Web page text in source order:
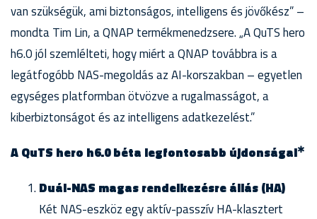
van szükségük, ami biztonságos, intelligens és jövőkész” –
mondta Tim Lin, a QNAP termékmenedzsere. „A QuTS hero
h6.0 jól szemlélteti, hogy miért a QNAP továbbra is a
legátfogóbb NAS-megoldás az AI-korszakban – egyetlen
egységes platformban ötvözve a rugalmasságot, a
kiberbiztonságot és az intelligens adatkezelést.”
A QuTS hero h6.0 béta legfontosabb újdonságai✱
Duál-NAS magas rendelkezésre állás (HA)
Két NAS-eszköz egy aktív-passzív HA-klasztert